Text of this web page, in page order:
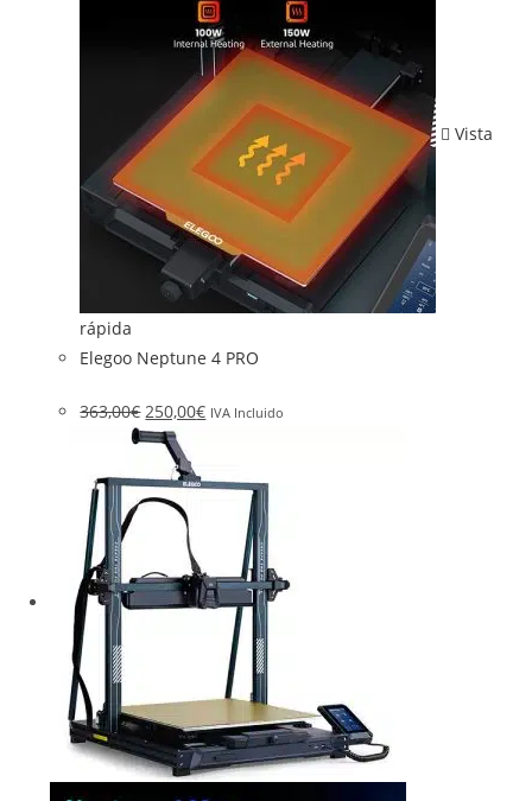
Vista
rápida
Elegoo Neptune 4 PRO
363,00€ 250,00€ IVA Incluido